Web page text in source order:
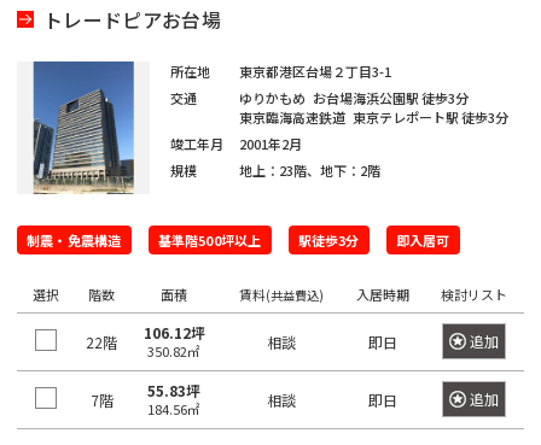
知
福
岡
※
希
の
駅
選
択
阪
福
岡
ご
望
エ
ア
※
キ
検
索
で
は
一
キ
ー
ド
索
く
トレードピアお台場
所在地
東京都港区台場２丁目3-1
交通
ゆりかもめ お台場海浜公園駅徒歩3分
東京臨海高速鉄道 東京テレポート駅徒歩3分
竣工年月
2001年2月
規模
地上：23階、地下：2階
制震・免震構造 基準階500坪以上 駅徒歩3分 即入居可
選択 階数 面積 賃料(共益費込) 入居時期 検討リスト
22階 106.12坪
350.82㎡ 相談 即日 追加
7階 55.83坪
184.56㎡ 相談 即日 追加
閉じる